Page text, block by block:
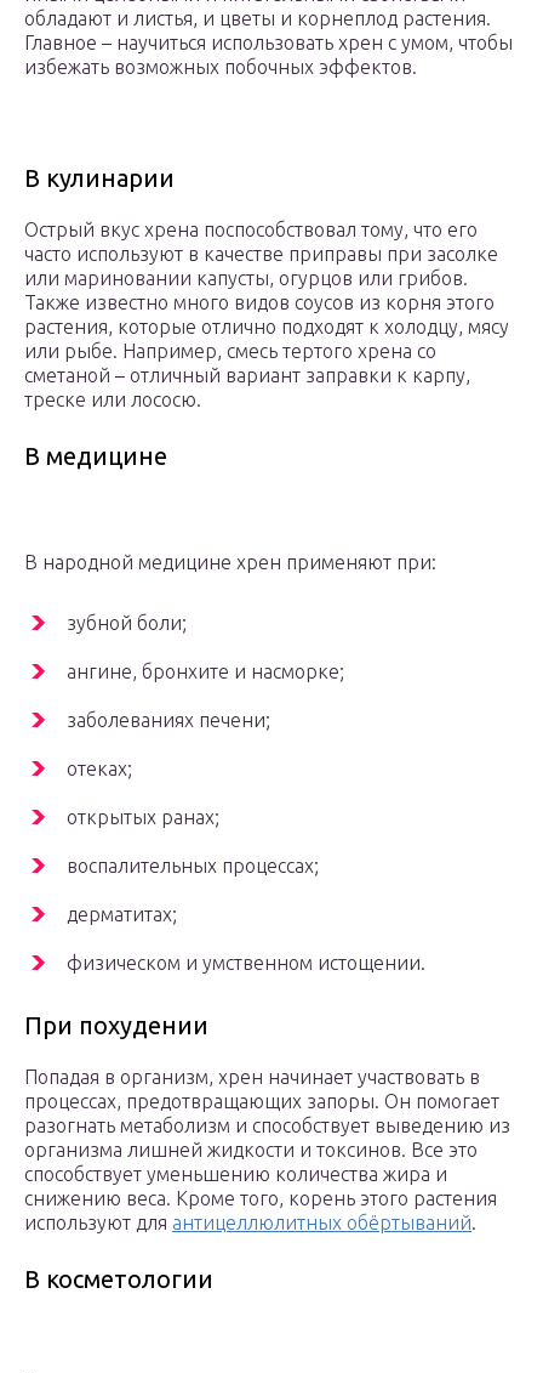
обладают и листья, и цветы и корнеплод растения.
Главное – научиться использовать хрен с умом, чтобы
избежать возможных побочных эффектов.
В кулинарии
Острый вкус хрена поспособствовал тому, что его
часто используют в качестве приправы при засолке
или мариновании капусты, огурцов или грибов.
Также известно много видов соусов из корня этого
растения, которые отлично подходят к холодцу, мясу
или рыбе. Например, смесь тертого хрена со
сметаной – отличный вариант заправки к карпу,
треске или лососю.
В медицине
В народной медицине хрен применяют при:
зубной боли;
ангине, бронхите и насморке;
заболеваниях печени;
отеках;
открытых ранах;
воспалительных процессах;
дерматитах;
физическом и умственном истощении.
При похудении
Попадая в организм, хрен начинает участвовать в
процессах, предотвращающих запоры. Он помогает
разогнать метаболизм и способствует выведению из
организма лишней жидкости и токсинов. Все это
способствует уменьшению количества жира и
снижению веса. Кроме того, корень этого растения
используют для антицеллюлитных обёртываний.
В косметологии